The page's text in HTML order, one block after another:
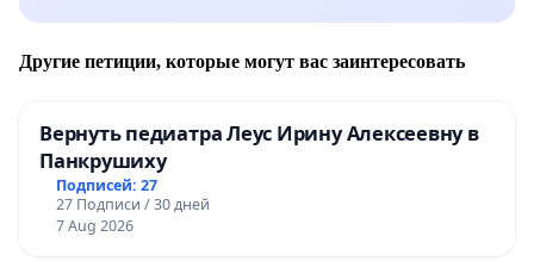
Другие петиции, которые могут вас заинтересовать
Вернуть педиатра Леус Ирину Алексеевну в
Панкрушиху
Подписей: 27
27 Подписи / 30 дней
7 Aug 2026